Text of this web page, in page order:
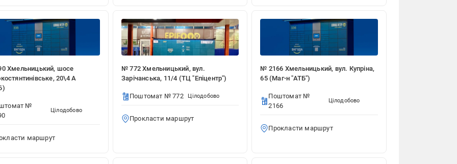
Хмельницький, шосе
20\4 А
№
Цілодобово
маршрут
№ 772 Хмельницький, вул.
Зарічанська, 11/4 (ТЦ "Епіцентр")
Поштомат № 772 Цілодобово
Прокласти маршрут
№ 2166 Хмельницький, вул. Купріна,
65 (Маг-н "АТБ")
Поштомат №
2166
Цілодобово
Прокласти маршрут